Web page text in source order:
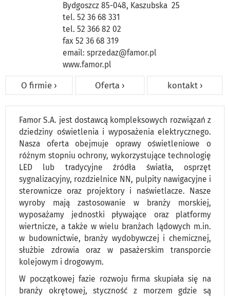
Bydgoszcz 85-048, Kaszubska 25
tel. 52 36 68 331
tel. 52 366 82 02
fax 52 36 68 319
email: sprzedaz@famor.pl
www.famor.pl
O firmie › Oferta › kontakt ›
Famor S.A. jest dostawcą kompleksowych rozwiązań z
dziedziny oświetlenia i wyposażenia elektrycznego.
Nasza oferta obejmuje oprawy oświetleniowe o
różnym stopniu ochrony, wykorzystujące technologię
LED lub tradycyjne źródła światła, osprzęt
sygnalizacyjny, rozdzielnice NN, pulpity nawigacyjne i
sterownicze oraz projektory i naświetlacze. Nasze
wyroby mają zastosowanie w branży morskiej,
wyposażamy jednostki pływające oraz platformy
wiertnicze, a także w wielu branżach lądowych m.in.
w budownictwie, branży wydobywczej i chemicznej,
służbie zdrowia oraz w pasażerskim transporcie
kolejowym i drogowym.
W początkowej fazie rozwoju firma skupiała się na
branży okrętowej, styczność z morzem gdzie są